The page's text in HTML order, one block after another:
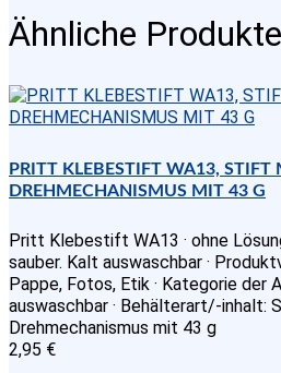
Menge
Ähnliche Produkte
PRITT KLEBESTIFT WA13, STIFT
DREHMECHANISMUS MIT 43 G
Pritt Klebestift WA13 · ohne
sauber. Kalt auswaschbar ·
Pappe, Fotos, Etik · Kategorie der
auswaschbar · Behälterart/-inhalt:
Drehmechanismus mit 43 g
2,95 €